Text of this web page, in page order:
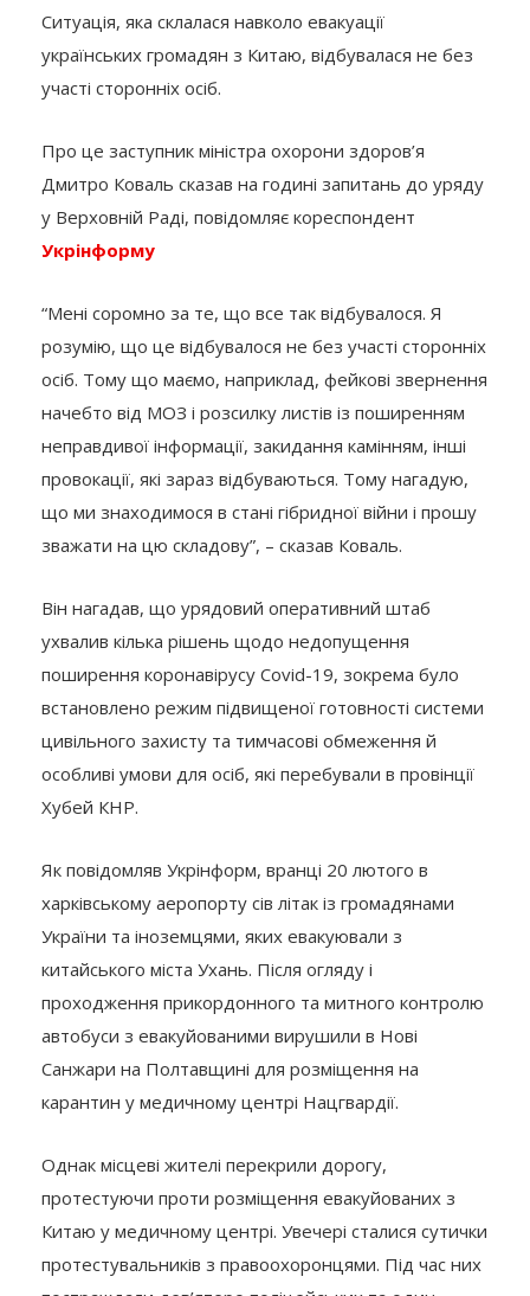
Ситуація, яка склалася навколо евакуації
українських громадян з Китаю, відбувалася не без
участі сторонніх осіб.
Про це заступник міністра охорони здоров’я
Дмитро Коваль сказав на годині запитань до уряду
у Верховній Раді, повідомляє кореспондент
Укрінформу
“Мені соромно за те, що все так відбувалося. Я
розумію, що це відбувалося не без участі сторонніх
осіб. Тому що маємо, наприклад, фейкові звернення
начебто від МОЗ і розсилку листів із поширенням
неправдивої інформації, закидання камінням, інші
провокації, які зараз відбуваються. Тому нагадую,
що ми знаходимося в стані гібридної війни і прошу
зважати на цю складову”, – сказав Коваль.
Він нагадав, що урядовий оперативний штаб
ухвалив кілька рішень щодо недопущення
поширення коронавірусу Covid-19, зокрема було
встановлено режим підвищеної готовності системи
цивільного захисту та тимчасові обмеження й
особливі умови для осіб, які перебували в провінції
Хубей КНР.
Як повідомляв Укрінформ, вранці 20 лютого в
харківському аеропорту сів літак із громадянами
України та іноземцями, яких евакуювали з
китайського міста Ухань. Після огляду і
проходження прикордонного та митного контролю
автобуси з евакуйованими вирушили в Нові
Санжари на Полтавщині для розміщення на
карантин у медичному центрі Нацгвардії.
Однак місцеві жителі перекрили дорогу,
протестуючи проти розміщення евакуйованих з
Китаю у медичному центрі. Увечері сталися сутички
протестувальників з правоохоронцями. Під час них